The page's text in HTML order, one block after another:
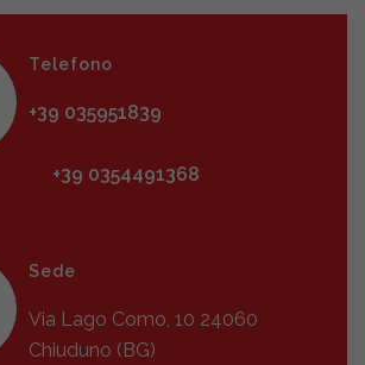
Telefono
+39 035951839
+39 0354491368
Sede
Via Lago Como, 10 24060
Chiuduno (BG)